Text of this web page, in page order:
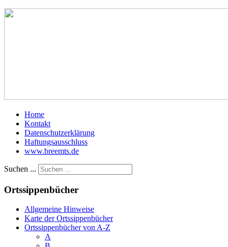
Home
Kontakt
Datenschutzerklärung
Haftungsausschluss
www.breemts.de
Suchen ...
Ortssippenbücher
Allgemeine Hinweise
Karte der Ortssippenbücher
Ortssippenbücher von A-Z
A